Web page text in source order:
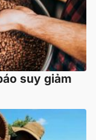
suy giảm